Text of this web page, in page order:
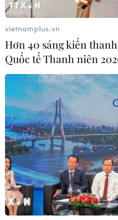
vietnamplus.vn
Hơn 40 sáng kiến
Quốc tế Thanh niên